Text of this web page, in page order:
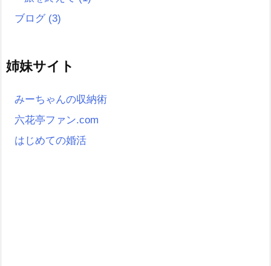
ブログ (3)
姉妹サイト
みーちゃんの収納術
六花亭ファン.com
はじめての婚活